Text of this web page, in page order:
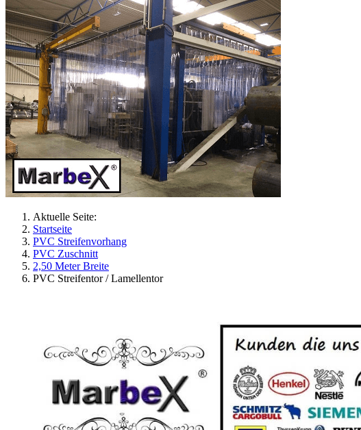
Aktuelle Seite:
Startseite
PVC Streifenvorhang
PVC Zuschnitt
2,50 Meter Breite
PVC Streifentor / Lamellentor